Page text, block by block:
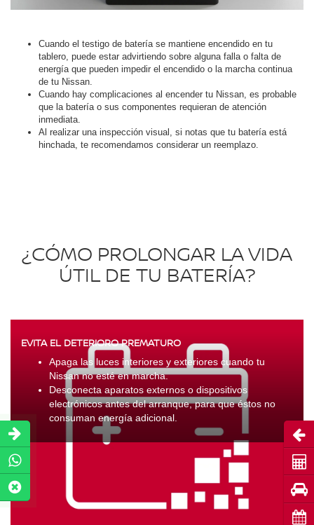
Cuando el testigo de batería se mantiene encendido en tu
tablero, puede estar advirtiendo sobre alguna falla o falta de
energía que pueden impedir el encendido o la marcha continua
de tu Nissan.
Cuando hay complicaciones al encender tu Nissan, es probable
que la batería o sus componentes requieran de atención
inmediata.
Al realizar una inspección visual, si notas que tu batería está
hinchada, te recomendamos considerar un reemplazo.
¿CÓMO PROLONGAR LA VIDA
ÚTIL DE TU BATERÍA?
EVITA EL DETERIORO PREMATURO
Apaga las luces interiores y exteriores cuando tu
Nissan no esté en marcha.
Desconecta aparatos externos o dispositivos
electrónicos antes del arranque, para que éstos no
consuman energía adicional.